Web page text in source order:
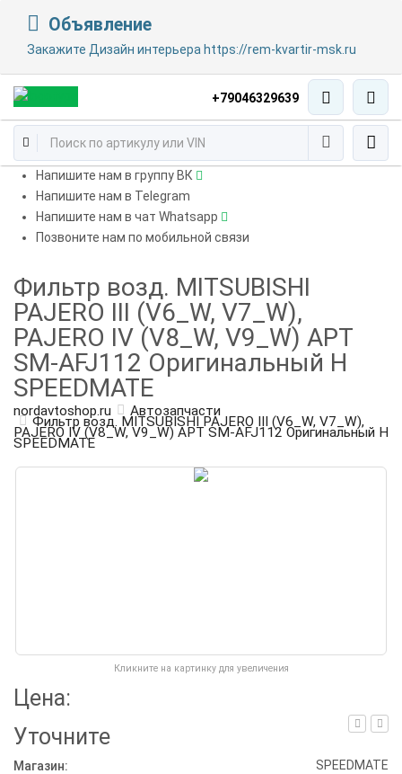
Объявление
Закажите Дизайн интерьера https://rem-kvartir-msk.ru
+79046329639
Напишите нам в группу ВК
Напишите нам в Telegram
Напишите нам в чат Whatsapp
Позвоните нам по мобильной связи
Фильтр возд. MITSUBISHI
PAJERO III (V6_W, V7_W),
PAJERO IV (V8_W, V9_W) АРТ
SM-AFJ112 Оригинальный Н
SPEEDMATE
nordavtoshop.ru Автозапчасти
Фильтр возд. MITSUBISHI PAJERO III (V6_W, V7_W),
PAJERO IV (V8_W, V9_W) АРТ SM-AFJ112 Оригинальный Н
SPEEDMATE
Кликните на картинку для увеличения
Цена:
Уточните
Магазин:
SPEEDMATE